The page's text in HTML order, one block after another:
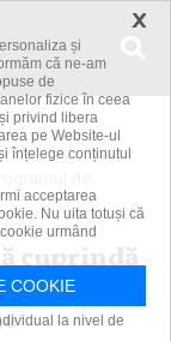
de
cuprindă
a
×
și
că ne-am
de
fizice în ceea
privind libera
pe Website-ul
înțelege conținutul
acceptarea
Nu uita totuși că
urmând
COOKIE
la nivel de